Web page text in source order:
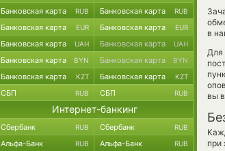
в
Для
вы
при
Банковская карта RUB Банковская карта RUB
Банковская карта EUR Банковская карта EUR
Банковская карта UAH Банковская карта UAH
Банковская карта BYN Банковская карта BYN
Банковская карта KZT Банковская карта KZT
СБП RUB СБП RUB
Интернет-банкинг
Сбербанк RUB Сбербанк RUB
Альфа-Банк RUB Альфа-Банк RUB